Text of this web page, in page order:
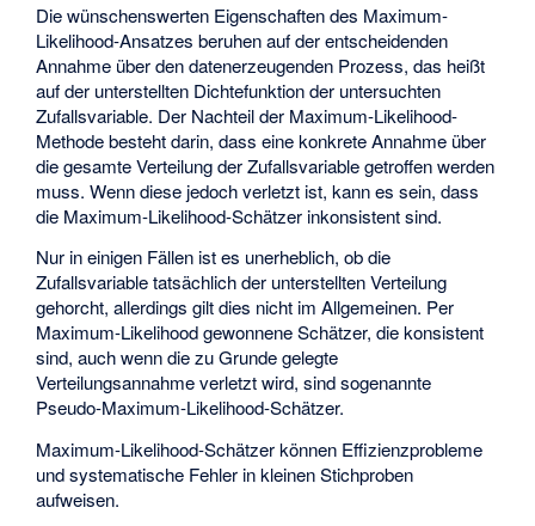
Die wünschenswerten Eigenschaften des Maximum-
Likelihood-Ansatzes beruhen auf der entscheidenden
Annahme über den datenerzeugenden Prozess, das heißt
auf der unterstellten Dichtefunktion der untersuchten
Zufallsvariable. Der Nachteil der Maximum-Likelihood-
Methode besteht darin, dass eine konkrete Annahme über
die gesamte Verteilung der Zufallsvariable getroffen werden
muss. Wenn diese jedoch verletzt ist, kann es sein, dass
die Maximum-Likelihood-Schätzer inkonsistent sind.
Nur in einigen Fällen ist es unerheblich, ob die
Zufallsvariable tatsächlich der unterstellten Verteilung
gehorcht, allerdings gilt dies nicht im Allgemeinen. Per
Maximum-Likelihood gewonnene Schätzer, die konsistent
sind, auch wenn die zu Grunde gelegte
Verteilungsannahme verletzt wird, sind sogenannte
Pseudo-Maximum-Likelihood-Schätzer.
Maximum-Likelihood-Schätzer können Effizienzprobleme
und systematische Fehler in kleinen Stichproben
aufweisen.